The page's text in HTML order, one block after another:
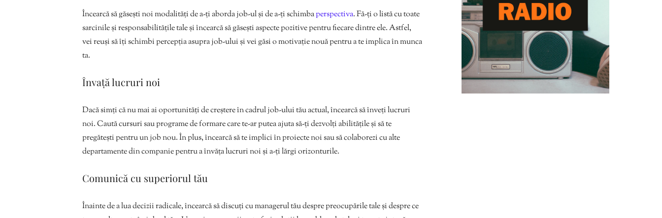
Încearcă să găsești noi modalități de a-ți aborda job-ul și de a-ți schimbaperspectiva. Fă-ți o listă cu toate
sarcinile și responsabilitățile tale și încearcă să găsești aspecte pozitive pentru fiecare dintre ele. Astfel,
vei reuși să îți schimbi percepția asupra job-ului și vei găsi o motivație nouă pentru a te implica în munca
ta.
Învață lucruri noi
Dacă simți că nu mai ai oportunități de creștere în cadrul job-ului tău actual, încearcă să înveți lucruri
noi. Caută cursuri sau programe de formare care te-ar putea ajuta să-ți dezvolți abilitățile și să te
pregătești pentru un job nou. În plus, încearcă să te implici în proiecte noi sau să colaborezi cu alte
departamente din companie pentru a învăța lucruri noi și a-ți lărgi orizonturile.
Comunică cu superiorul tău
Înainte de a lua decizii radicale, încearcă să discuți cu managerul tău despre preocupările tale și despre ce